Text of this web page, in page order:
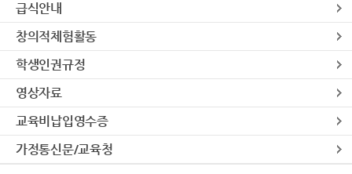
급식안내
창의적체험활동
학생인권규정
영상자료
교육비납입영수증
가정통신문/교육청